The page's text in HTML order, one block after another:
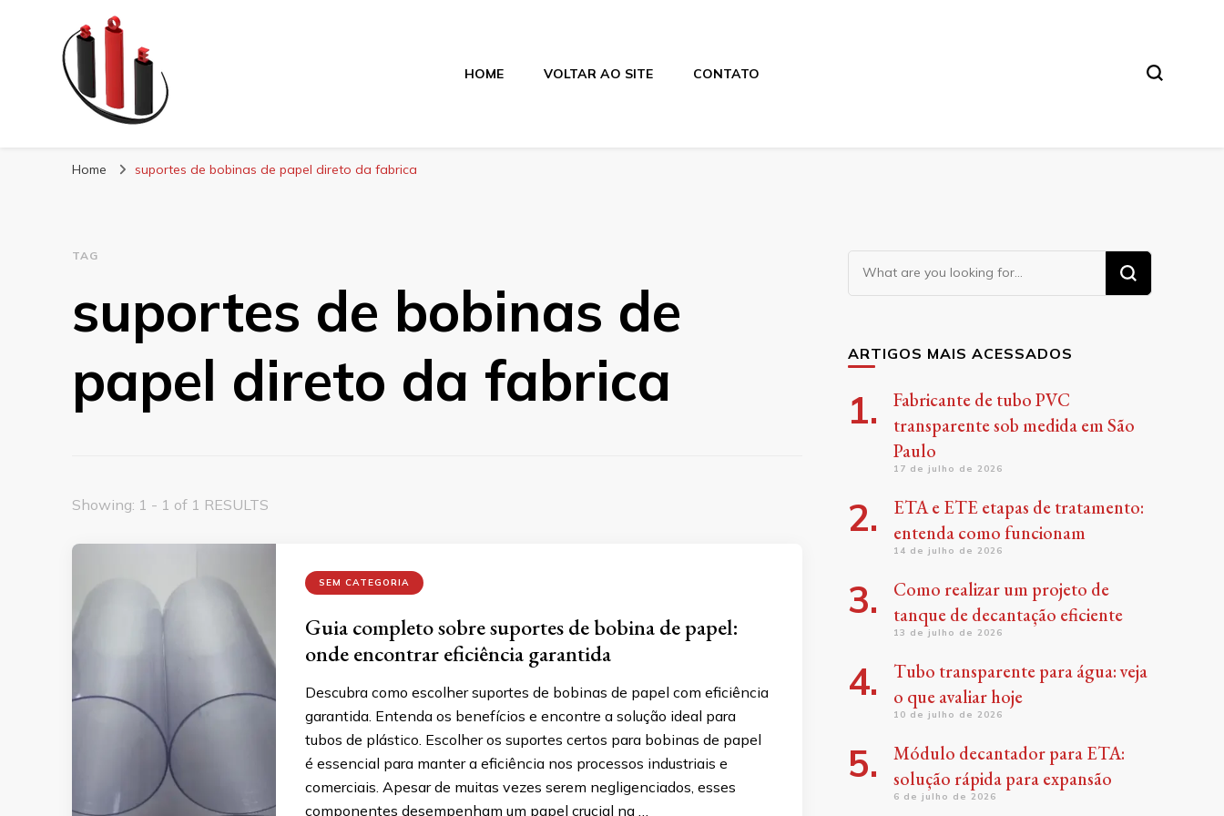
Blog Soe Laminados
HOME VOLTAR AO SITE CONTATO
Home suportes de bobinas de papel direto da fabrica
TAG
suportes de bobinas de
papel direto da fabrica
Showing: 1 - 1 of 1 RESULTS
SEM CATEGORIA
Guia completo sobre suportes de bobina de papel:
onde encontrar eficiência garantida
Descubra como escolher suportes de bobinas de papel com eficiência
garantida. Entenda os benefícios e encontre a solução ideal para
tubos de plástico. Escolher os suportes certos para bobinas de papel
é essencial para manter a eficiência nos processos industriais e
comerciais. Apesar de muitas vezes serem negligenciados, esses
componentes desempenham um papel crucial na …
Looking
for
ARTIGOS MAIS ACESSADOS
Fabricante de tubo PVC
transparente sob medida em São
Paulo
17 de julho de 2026
ETA e ETE etapas de tratamento:
entenda como funcionam
14 de julho de 2026
Como realizar um projeto de
tanque de decantação eficiente
13 de julho de 2026
Tubo transparente para água: veja
o que avaliar hoje
10 de julho de 2026
Módulo decantador para ETA:
solução rápida para expansão
6 de julho de 2026